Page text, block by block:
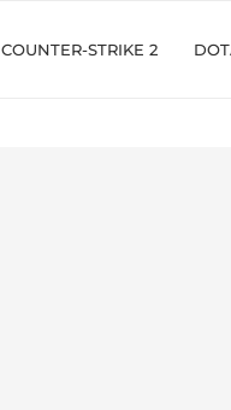
COUNTER-STRIKE 2